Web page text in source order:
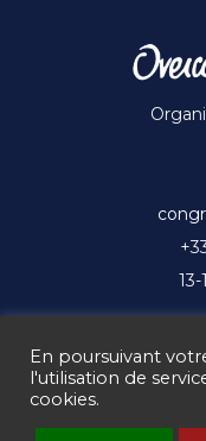
En poursuivant
l'utilisation de
cookies.